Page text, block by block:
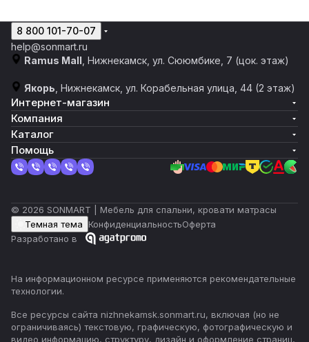
8 800 101-70-07
help@sonmart.ru
Ramus Mall , Нижнекамск, ул. Сююмбике, 7 (цок. этаж)
Якорь , Нижнекамск, ул. Корабельная улица, 44 (2 этаж)
Интернет-магазин
Компания
Каталог
Помощь
© 2026 SONMART | Мебель для спальни, кровати матрасы
Темная тема
КонфиденциальностьОферта
Разработано в
На информационном ресурсе применяются рекомендательные
технологии.
Все ресурсы сайта nizhnekamsk.sonmart.ru, включая (но не
ограничиваясь) текстовую, графическую, фотографическую и
видео информацию, структуру, дизайн и оформление страниц,